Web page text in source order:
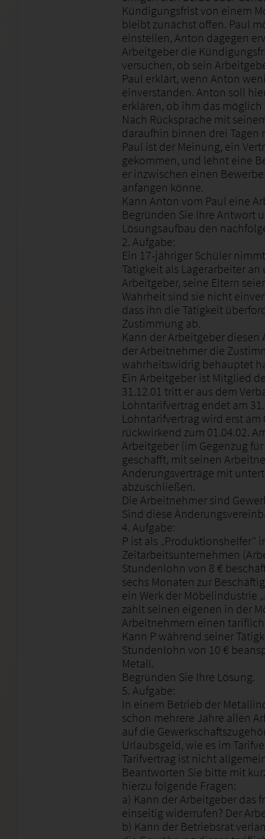
Kündigungsfrist von einem
bleibt zunächst offen. Paul
einstellen, Anton dagegen
Arbeitgeber die
versuchen, ob sein
Paul erklärt, wenn Anton
einverstanden. Anton soll
erklären, ob ihm das möglich
Nach Rücksprache mit
daraufhin binnen drei Tagen
Paul ist der Meinung, ein
gekommen, und lehnt eine
er inzwischen einen
anfangen könne.
Kann Anton vom Paul eine
Begründen Sie Ihre Antwort
Lösungsaufbau den
2. Aufgabe:
Ein 17-jähriger Schüler
Tätigkeit als Lagerarbeiter
Arbeitgeber, seine Eltern
Wahrheit sind sie nicht
dass ihn die Tätigkeit
Zustimmung ab.
Kann der Arbeitgeber
der Arbeitnehmer die
wahrheitswidrig behauptet
Ein Arbeitgeber ist Mitglied
31.12.01 tritt er aus dem
Lohntarifvertrag endet am
Lohntarifvertrag wird erst am
rückwirkend zum 01.04.02.
Arbeitgeber (im Gegenzug
geschafft, mit seinen
Änderungsverträge mit
abzuschließen.
Die Arbeitnehmer sind
Sind diese
4. Aufgabe:
P ist als „Produktionshelfer“
Zeitarbeitsunternehmen
Stundenlohn von 8 €
sechs Monaten zur
ein Werk der Möbelindustrie
zahlt seinen eigenen in der
Arbeitnehmern einen
Kann P während seiner
Stundenlohn von 10 €
Metall.
Begründen Sie Ihre Lösung.
5. Aufgabe:
In einem Betrieb der
schon mehrere Jahre allen
auf die
Urlaubsgeld, wie es im
Tarifvertrag ist nicht
Beantworten Sie bitte mit
hierzu folgende Fragen:
a) Kann der Arbeitgeber das
einseitig widerrufen? Der
b) Kann der Betriebsrat